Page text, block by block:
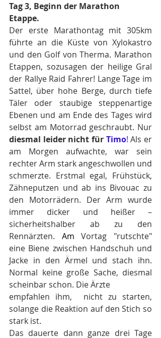
Tag 3, Beginn der Marathon
Etappe.
Der erste Marathontag mit 305km
führte an die Küste von Xylokastro
und den Golf von Therma. Marathon
Etappen, sozusagen der heilige Gral
der Rallye Raid Fahrer! Lange Tage im
Sattel, über hohe Berge, durch tiefe
Täler oder staubige steppenartige
Ebenen und am Ende des Tages wird
diesmal leider nicht für Timo! Als er
am Morgen aufwachte, war sein
rechter Arm stark angeschwollen und
schmerzte. Erstmal egal, Frühstück,
Zähneputzen und ab ins Bivouac zu
den Motorrädern. Der Arm wurde
immer dicker und heißer –
sicherheitshalber ab zu den
Rennärzten. Am Vortag "rutschte"
eine Biene zwischen Handschuh und
Jacke in den Ärmel und stach ihn.
Normal keine große Sache, diesmal
scheinbar schon. Die Ärzte
empfahlen ihm,  nicht zu starten,
solange die Reaktion auf den Stich so
stark ist.
Das dauerte dann ganze drei Tage